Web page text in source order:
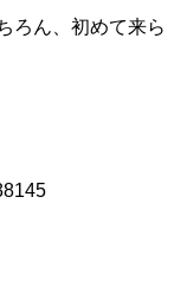
ろん、初めて来ら